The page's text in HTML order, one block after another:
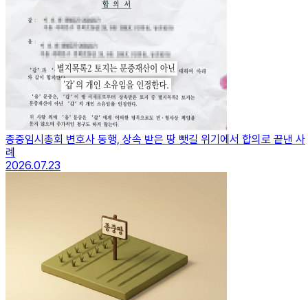
종중임시총회 변호사 동행, 상속 받은 땅 뺏길 위기에서 합의로 끝낸 사
례
2026.07.23